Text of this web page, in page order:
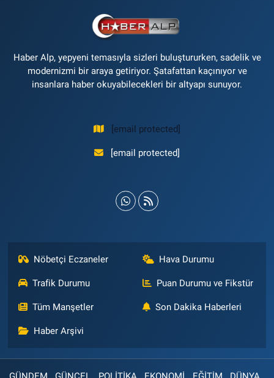
Haber Alp, yepyeni temasıyla sizleri buluştururken, sadelik ve
modernizmi bir araya getiriyor. Şatafattan kaçınıyor ve
insanlara haber okuyabilecekleri bir altyapı sunuyor.
[email protected]
[email protected]
Nöbetçi Eczaneler Hava Durumu
Trafik Durumu Puan Durumu ve Fikstür
Tüm Manşetler Son Dakika Haberleri
Haber Arşivi